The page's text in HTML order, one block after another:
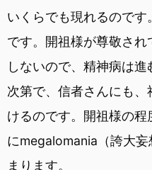
いくらでも現れるので
です。開祖様が尊敬さ
しないので、精神病は
次第で、信者さんにも
けるのです。開祖様の
にmegalomania（誇大
まります。